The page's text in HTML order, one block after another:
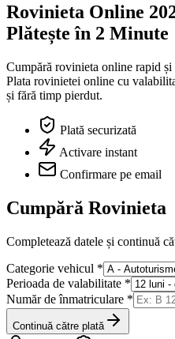
Rovinieta Online
Plătește în 2 Minute
Cumpără rovinieta online rapid
Plata rovinietei online cu
și fără timp pierdut.
Plată securizată
Activare instant
Confirmare pe email
Cumpără Rovinieta
Completează datele și continuă
Categorie vehicul *
Perioada de valabilitate *
Număr de înmatriculare *
Continuă către plată